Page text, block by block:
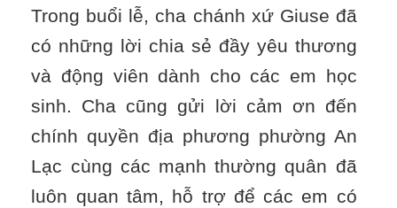
Trong buổi lễ, cha chánh xứ Giuse đã
có những lời chia sẻ đầy yêu thương
và động viên dành cho các em học
sinh. Cha cũng gửi lời cảm ơn đến
chính quyền địa phương phường An
Lạc cùng các mạnh thường quân đã
luôn quan tâm, hỗ trợ để các em có